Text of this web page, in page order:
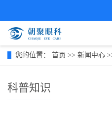
您的位置： 首页 >> 新闻中心
科普知识